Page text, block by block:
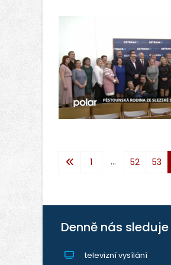
1 ... 52 53
Denně nás sleduje
televizní vysílání